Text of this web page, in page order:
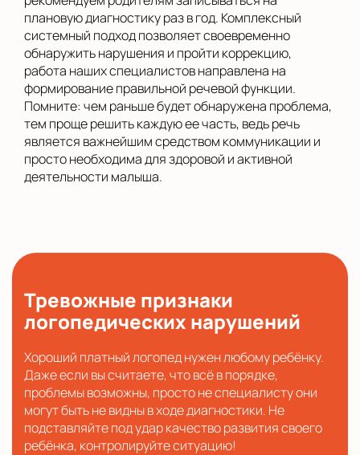
плановую диагностику раз в год. Комплексный
системный подход позволяет своевременно
обнаружить нарушения и пройти коррекцию,
работа наших специалистов направлена на
формирование правильной речевой функции.
Помните: чем раньше будет обнаружена проблема,
тем проще решить каждую ее часть, ведь речь
является важнейшим средством коммуникации и
просто необходима для здоровой и активной
деятельности малыша.
Тревожные признаки
логопедических нарушений
Хороший платный логопед нужен любому ребёнку.
Даже если вы считаете, что всё в порядке,
проблемы возможны, просто не специалисту они
могут быть не видны в ходе диагностики. Не
подставляйте под удар качество развития своего
ребёнка, контролируйте ситуацию!